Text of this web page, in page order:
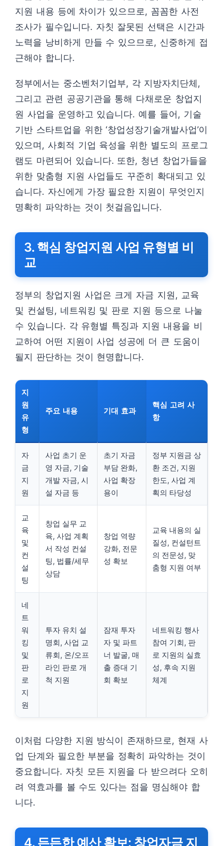
지원 내용 등에 차이가 있으므로, 꼼꼼한 사전
조사가 필수입니다. 자칫 잘못된 선택은 시간과
노력을 낭비하게 만들 수 있으므로, 신중하게 접
근해야 합니다.
정부에서는 중소벤처기업부, 각 지방자치단체,
그리고 관련 공공기관을 통해 다채로운 창업지
원 사업을 운영하고 있습니다. 예를 들어, 기술
기반 스타트업을 위한 ‘창업성장기술개발사업’이
있으며, 사회적 기업 육성을 위한 별도의 프로그
램도 마련되어 있습니다. 또한, 청년 창업가들을
위한 맞춤형 지원 사업들도 꾸준히 확대되고 있
습니다. 자신에게 가장 필요한 지원이 무엇인지
명확히 파악하는 것이 첫걸음입니다.
3. 핵심 창업지원 사업 유형별 비
교
정부의 창업지원 사업은 크게 자금 지원, 교육
및 컨설팅, 네트워킹 및 판로 지원 등으로 나눌
수 있습니다. 각 유형별 특징과 지원 내용을 비
교하여 어떤 지원이 사업 성공에 더 큰 도움이
될지 판단하는 것이 현명합니다.
지
원
유
형
주요 내용 기대 효과
핵심 고려 사
항
자
금
지
원
사업 초기 운
영 자금, 기술
개발 자금, 시
설 자금 등
초기 자금
부담 완화,
사업 확장
용이
정부 지원금 상
환 조건, 지원
한도, 사업 계
획의 타당성
교
육
및
컨
설
팅
창업 실무 교
육, 사업 계획
서 작성 컨설
팅, 법률/세무
상담
창업 역량
강화, 전문
성 확보
교육 내용의 실
질성, 컨설턴트
의 전문성, 맞
춤형 지원 여부
네
트
워
킹
및
판
로
지
원
투자 유치 설
명회, 사업 교
류회, 온/오프
라인 판로 개
척 지원
잠재 투자
자 및 파트
너 발굴, 매
출 증대 기
회 확보
네트워킹 행사
참여 기회, 판
로 지원의 실효
성, 후속 지원
체계
이처럼 다양한 지원 방식이 존재하므로, 현재 사
업 단계와 필요한 부분을 정확히 파악하는 것이
중요합니다. 자칫 모든 지원을 다 받으려다 오히
려 역효과를 볼 수도 있다는 점을 명심해야 합
니다.
4. 든든한 예산 확보: 창업자금 지